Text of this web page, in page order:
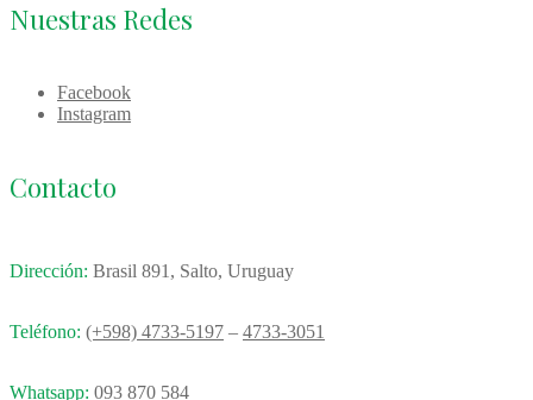
Nuestras Redes
Facebook
Instagram
Contacto
Dirección: Brasil 891, Salto, Uruguay
Teléfono: (+598) 4733-5197 – 4733-3051
Whatsapp: 093 870 584